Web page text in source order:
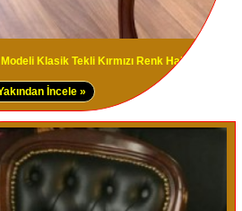
Klasik Tekli Kırmızı Renk Hakiki Deri
İncele »